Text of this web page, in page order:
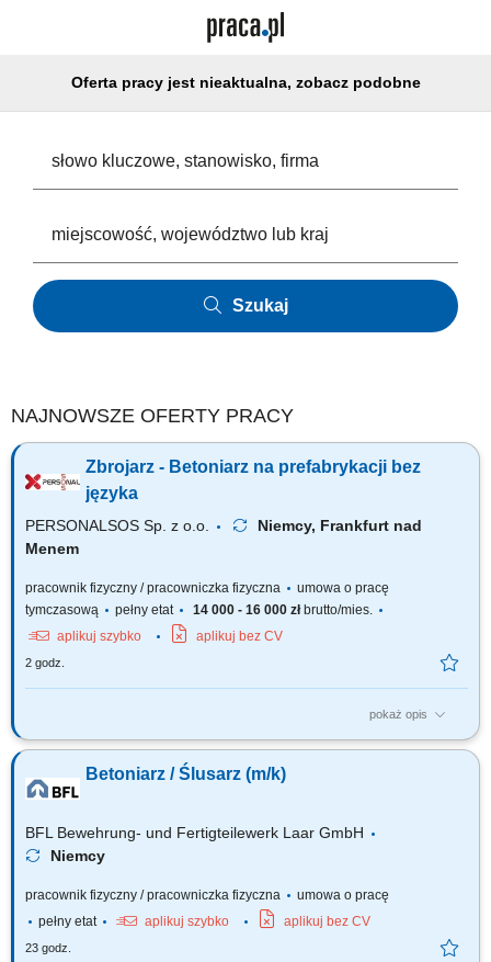
Oferta pracy jest nieaktualna, zobacz podobne
Szukaj
NAJNOWSZE OFERTY PRACY
Zbrojarz - Betoniarz na prefabrykacji bez
języka
PERSONALSOS Sp. z o.o.
Niemcy, Frankfurt nad
Menem
pracownik fizyczny / pracowniczka fizyczna
umowa o pracę
tymczasową
pełny etat 14 000 - 16 000 złbrutto/mies.
aplikuj szybko
aplikuj bez CV
2 godz.
pokaż opis
Opis stanowiska: Wykonywanie zbrojeń zgodnie z rysunkiem
interpretacja dokumentacji technicznej; Przygotowanie form oraz
elementów do betonowania; Montaż zbrojeń w formach
Betoniarz / Ślusarz (m/k)
BFL Bewehrung- und Fertigteilewerk Laar GmbH
Niemcy
pracownik fizyczny / pracowniczka fizyczna
umowa o pracę
pełny etat
aplikuj szybko aplikuj bez CV
23 godz.